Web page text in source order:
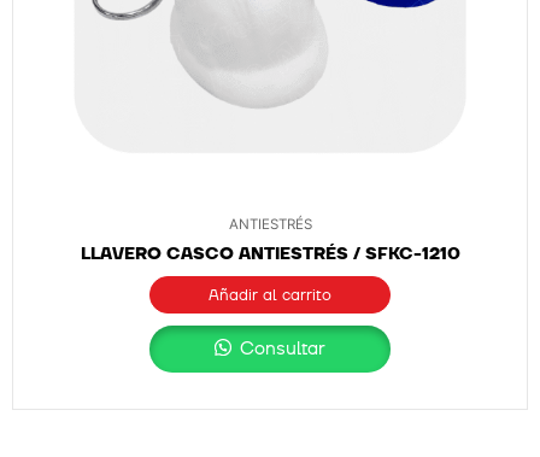
ANTIESTRÉS
LLAVERO CASCO ANTIESTRÉS / SFKC-1210
Añadir al carrito
Consultar